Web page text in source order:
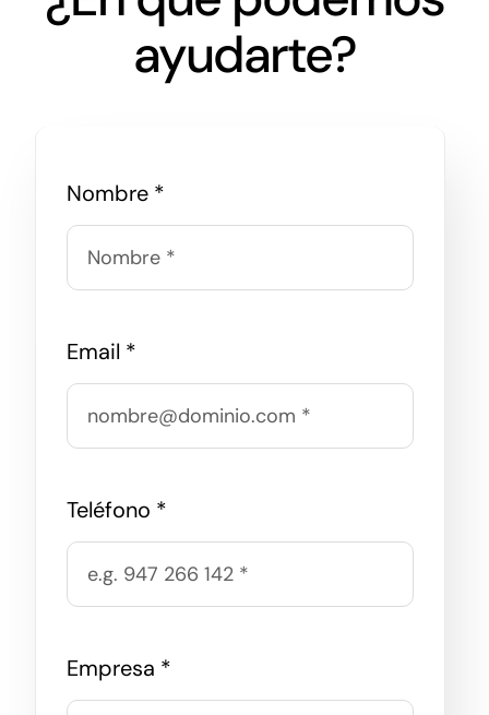
Antena Tecnológica
ayudarte?
Nombre *
Email *
Teléfono *
Empresa *